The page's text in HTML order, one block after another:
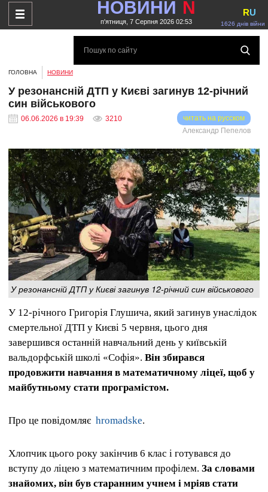
НОВИНИ N
п'ятниця, 7 Серпня 2026 02:53 1626 днів війни
RU
ГОЛОВНА НОВИНИ
У резонансній ДТП у Києві загинув 12-річний
син військового
06.06.2026 в 19:39 3210
читать на русском
Александр Пепелов
У резонансній ДТП у Києві загинув 12-річний син військового
У 12-річного Григорія Глушича, який загинув унаслідок
смертельної ДТП у Києві 5 червня, цього дня
завершився останній навчальний день у київській
вальдорфській школі «Софія». Він збирався
продовжити навчання в математичному ліцеї, щоб у
майбутньому стати програмістом.
Про це повідомляє hromadske.
Хлопчик цього року закінчив 6 клас і готувався до
вступу до ліцею з математичним профілем. За словами
знайомих, він був старанним учнем і мріяв стати